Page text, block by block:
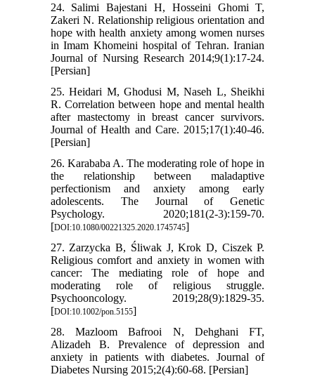
24. Salimi Bajestani H, Hosseini Ghomi T,
Zakeri N. Relationship religious orientation and
hope with health anxiety among women nurses
in Imam Khomeini hospital of Tehran. Iranian
Journal of Nursing Research 2014;9(1):17-24.
[Persian]
25. Heidari M, Ghodusi M, Naseh L, Sheikhi
R. Correlation between hope and mental health
after mastectomy in breast cancer survivors.
Journal of Health and Care. 2015;17(1):40-46.
[Persian]
26. Karababa A. The moderating role of hope in
the relationship between maladaptive
perfectionism and anxiety among early
adolescents. The Journal of Genetic
Psychology. 2020;181(2-3):159-70.
[DOI:10.1080/00221325.2020.1745745]
27. Zarzycka B, Śliwak J, Krok D, Ciszek P.
Religious comfort and anxiety in women with
cancer: The mediating role of hope and
moderating role of religious struggle.
Psychooncology. 2019;28(9):1829-35.
[DOI:10.1002/pon.5155]
28. Mazloom Bafrooi N, Dehghani FT,
Alizadeh B. Prevalence of depression and
anxiety in patients with diabetes. Journal of
Diabetes Nursing 2015;2(4):60-68. [Persian]